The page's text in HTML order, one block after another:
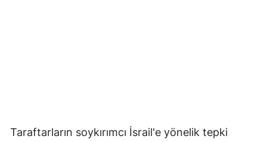
Taraftarların soykırımcı İsrail'e yönelik tepki